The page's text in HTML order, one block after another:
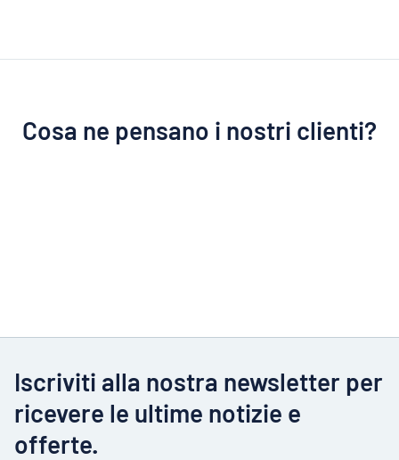
Cosa ne pensano i nostri clienti?
Iscriviti alla nostra newsletter per
ricevere le ultime notizie e
offerte.